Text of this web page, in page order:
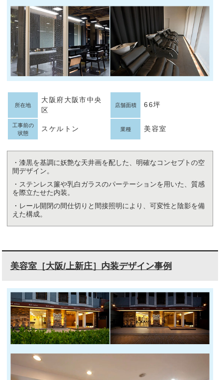
所在地
大阪府大阪市中央
区
店舗面積 66坪
工事前の
状態
スケルトン 業種 美容室
・漆黒を基調に妖艶な天井画を配した、明確なコンセプトの空
間デザイン。
・ステンレス簾や乳白ガラスのパーテーションを用いた、質感
を際立たせた内装。
・レール開閉の間仕切りと間接照明により、可変性と陰影を備
えた構成。
美容室［大阪/上新庄］内装デザイン事例